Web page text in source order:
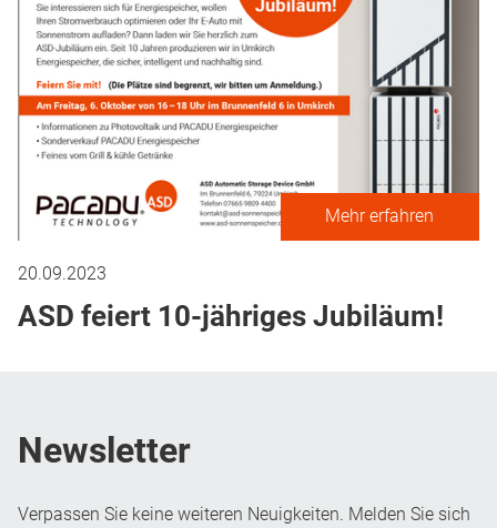
Mehr erfahren
20.09.2023
ASD feiert 10-jähriges Jubiläum!
Newsletter
Verpassen Sie keine weiteren Neuigkeiten. Melden Sie sich